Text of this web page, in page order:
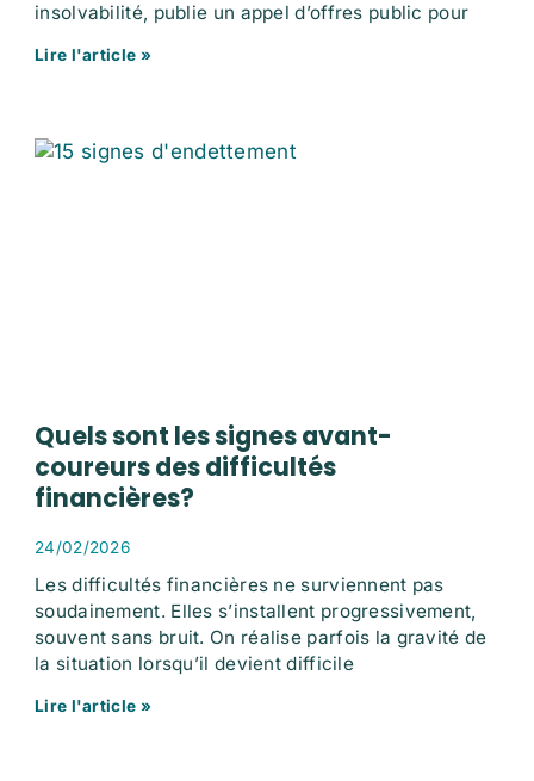
insolvabilité, publie un appel d’offres public pour
Lire l'article »
Quels sont les signes avant-
coureurs des difficultés
financières?
24/02/2026
Les difficultés financières ne surviennent pas
soudainement. Elles s’installent progressivement,
souvent sans bruit. On réalise parfois la gravité de
la situation lorsqu’il devient difficile
Lire l'article »